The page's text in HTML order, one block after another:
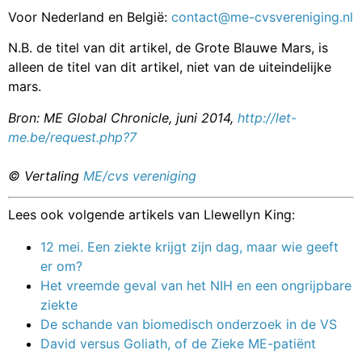
Voor Nederland en België: contact@me-cvsvereniging.nl
N.B. de titel van dit artikel, de Grote Blauwe Mars, is
alleen de titel van dit artikel, niet van de uiteindelijke
mars.
Bron: ME Global Chronicle, juni 2014, http://let-
me.be/request.php?7
© Vertaling ME/cvs vereniging
Lees ook volgende artikels van Llewellyn King:
12 mei. Een ziekte krijgt zijn dag, maar wie geeft
er om?
Het vreemde geval van het NIH en een ongrijpbare
ziekte
De schande van biomedisch onderzoek in de VS
David versus Goliath, of de Zieke ME-patiënt